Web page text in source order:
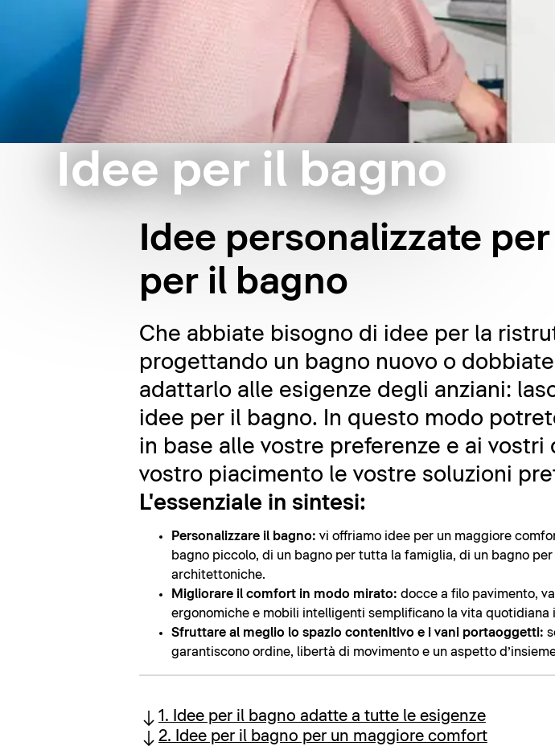
Idee per il bagno
Idee personalizzate
per il bagno
Che abbiate bisogno di idee per la
progettando un bagno nuovo o
adattarlo alle esigenze degli anziani:
idee per il bagno. In questo modo
in base alle vostre preferenze e ai
vostro piacimento le vostre soluzioni
L'essenziale in sintesi:
Personalizzare il bagno: vi offriamo idee per un maggiore
bagno piccolo, di un bagno per tutta la famiglia, di un bagno
architettoniche.
Migliorare il comfort in modo mirato: docce a filo pavimento,
ergonomiche e mobili intelligenti semplificano la vita quotidiana
Sfruttare al meglio lo spazio contenitivo e i vani portaoggetti:
garantiscono ordine, libertà di movimento e un aspetto
1. Idee per il bagno adatte a tutte le esigenze
2. Idee per il bagno per un maggiore comfort